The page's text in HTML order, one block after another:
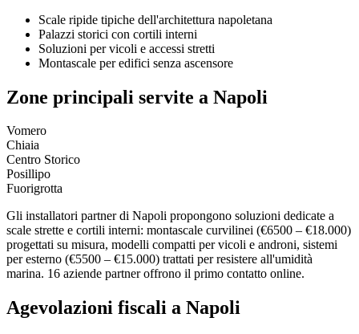
Scale ripide tipiche dell'architettura napoletana
Palazzi storici con cortili interni
Soluzioni per vicoli e accessi stretti
Montascale per edifici senza ascensore
Zone principali servite a Napoli
Vomero
Chiaia
Centro Storico
Posillipo
Fuorigrotta
Gli installatori partner di Napoli propongono soluzioni dedicate a
scale strette e cortili interni: montascale curvilinei (€6500 – €18.000)
progettati su misura, modelli compatti per vicoli e androni, sistemi
per esterno (€5500 – €15.000) trattati per resistere all'umidità
marina. 16 aziende partner offrono il primo contatto online.
Agevolazioni fiscali a Napoli